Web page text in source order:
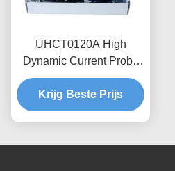
UHCT0120A High
Dynamic Current Probe
0.12kA Peak 70%/ms
Verdunning, Anti-
interferentieontwerp
Krijg Beste Prijs